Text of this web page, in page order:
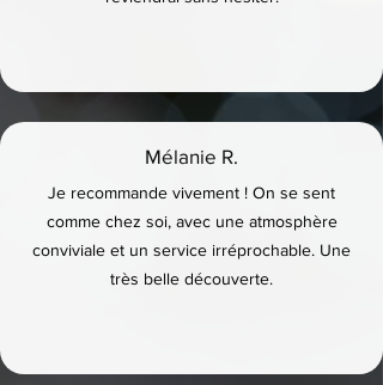
Mélanie R.
Je recommande vivement ! On se sent
comme chez soi, avec une atmosphère
conviviale et un service irréprochable. Une
très belle découverte.